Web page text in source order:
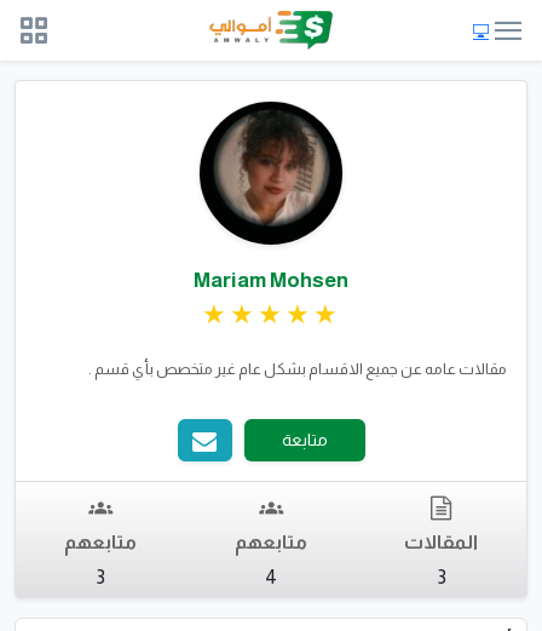
Mariam Mohsen
مقالات عامه عن جميع الاقسام بشكل عام غير متخصص بأي قسم .
متابعة
المقالات
3
متابعهم
4
متابعهم
3